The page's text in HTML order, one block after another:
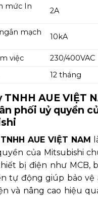
mức In
2A
mạch
10kA
việc
230/400VAC
12 tháng
TNHH AUE VIỆT
phối uỷ quyền
AUE VIỆT NAM
của Mitsubishi
bị điện như MCB,
tự động giúp bảo vệ
và nâng cao hiệu